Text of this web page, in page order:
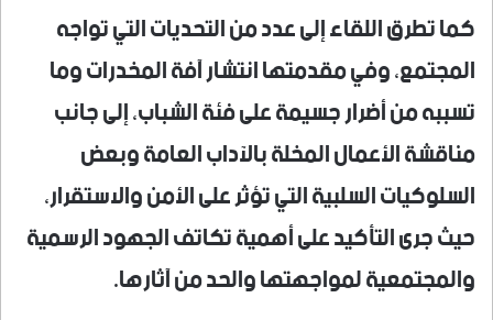
كما تطرق اللقاء إلى عدد من التحديات التي تواجه
المجتمع، وفي مقدمتها انتشار آفة المخدرات وما
تسببه من أضرار جسيمة على فئة الشباب، إلى جانب
مناقشة الأعمال المخلة بالآداب العامة وبعض
السلوكيات السلبية التي تؤثر على الأمن والاستقرار،
حيث جرى التأكيد على أهمية تكاتف الجهود الرسمية
والمجتمعية لمواجهتها والحد من آثارها.